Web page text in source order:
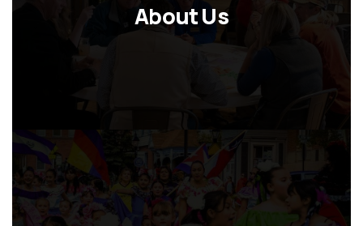
About Us